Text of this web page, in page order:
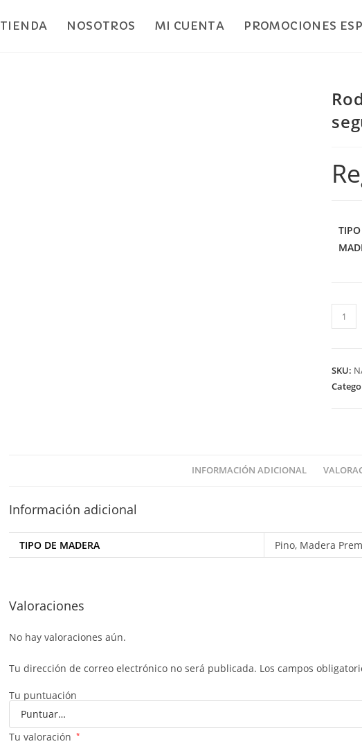
TIENDA NOSOTROS MI CUENTA PROMOCIONES
SKU:
INFORMACIÓN ADICIONAL
Información adicional
TIPO DE MADERA Pino, Madera
Valoraciones
No hay valoraciones aún.
Tu dirección de correo electrónico no será publicada. Los campos
Tu puntuación
Tu valoración *